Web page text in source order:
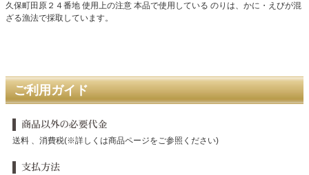
久保町田原２４番地 使用上の注意 本品で使用している のりは、かに・えびが混
ざる漁法で採取しています。
ご利用ガイド
送料 、消費税(※詳しくは商品ページをご参照ください)